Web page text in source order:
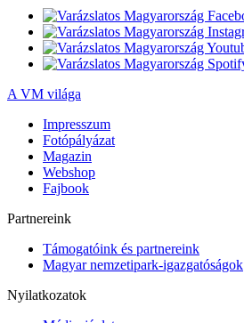
A VM világa
Impresszum
Fotópályázat
Magazin
Webshop
Fajbook
Partnereink
Támogatóink és partnereink
Magyar nemzetipark-igazgatóságok
Nyilatkozatok